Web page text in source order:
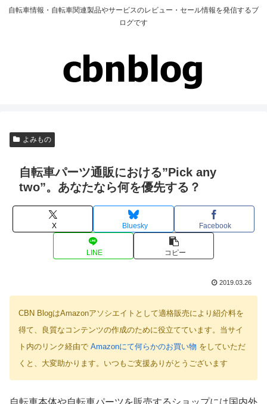
自転車情報・自転車関連製品やサービスのレビュー・セール情報を発信するブ
ログです
よみもの
自転車パーツ通販における”Pick any
two”。あなたなら何を優先する？
X Bluesky Facebook
LINE コピー
2019.03.26
CBN BlogはAmazonアソシエイトとして適格販売により紹介料を
得て、良質なコンテンツの作成のために役立てています。当サイ
ト内のリンク経由で Amazonにて何らかのお買い物 をしていただ
くと、大変助かります。いつもご支援ありがとうございます
自転車本体や自転車パーツを販売するショップには国内外